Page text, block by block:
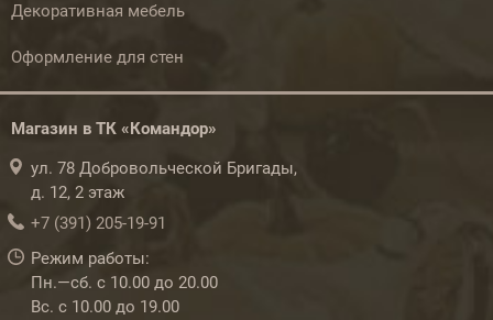
Декоративная мебель
Оформление для стен
Магазин в ТК «Командор»
ул. 78 Добровольческой Бригады,
д. 12, 2 этаж
+7 (391) 205-19-91
Режим работы:
Пн.—сб. с 10.00 до 20.00
Вс. с 10.00 до 19.00